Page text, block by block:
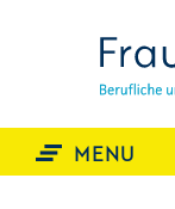
THEMEN
TRAINING
MENU